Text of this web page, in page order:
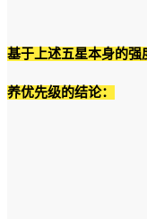
基于上述五星本身的强
养优先级的结论：